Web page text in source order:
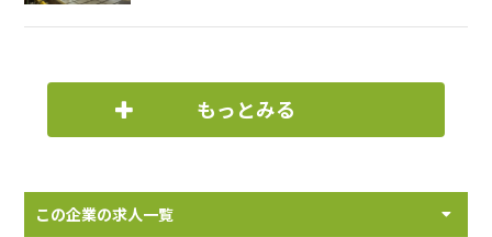
もっとみる
この企業の求人一覧